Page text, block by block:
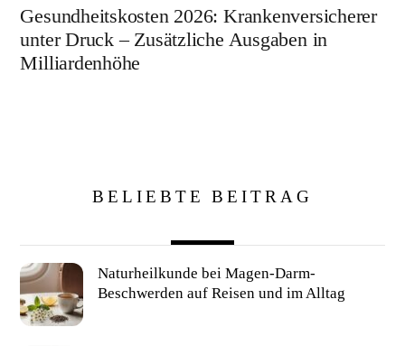
Gesundheitskosten 2026: Krankenversicherer
unter Druck – Zusätzliche Ausgaben in
Milliardenhöhe
BELIEBTE BEITRAG
Naturheilkunde bei Magen-Darm-
Beschwerden auf Reisen und im Alltag